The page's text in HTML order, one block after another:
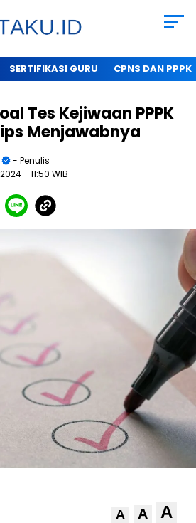
SERTIFIKASI GURU CPNS DAN PPPK
Tes Kejiwaan PPPK
Menjawabnya
- Penulis
- 11:50 WIB
A A A